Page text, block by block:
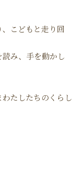
こどもと走り回
み、手を動かし
わたしたちのくらし